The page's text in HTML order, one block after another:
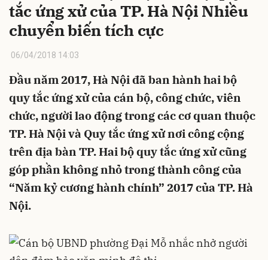
tắc ứng xử của TP. Hà Nội Nhiều
chuyển biến tích cực
06/04/2018 14:03
Đầu năm 2017, Hà Nội đã ban hành hai bộ
quy tắc ứng xử của cán bộ, công chức, viên
chức, người lao động trong các cơ quan thuộc
TP. Hà Nội và Quy tắc ứng xử nơi công cộng
trên địa bàn TP. Hai bộ quy tắc ứng xử cũng
góp phần không nhỏ trong thành công của
“Năm kỷ cương hành chính” 2017 của TP. Hà
Nội.